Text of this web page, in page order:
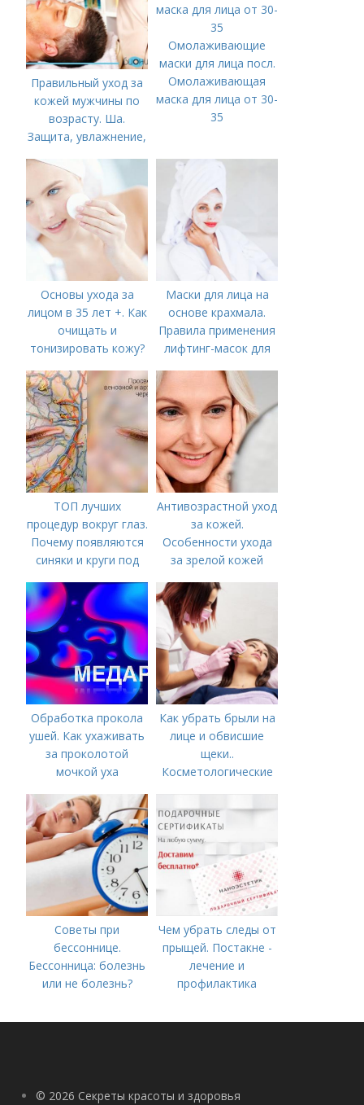
Правильный уход за
кожей мужчины по
возрасту. Ша.
Защита, увлажнение,
Омолаживающие
маски для лица посл.
Омолаживающая
маска для лица от 30-
35
Основы ухода за
лицом в 35 лет +. Как
очищать и
тонизировать кожу?
Маски для лица на
основе крахмала.
Правила применения
лифтинг-масок для
ТОП лучших
процедур вокруг глаз.
Почему появляются
синяки и круги под
Антивозрастной уход
за кожей.
Особенности ухода
за зрелой кожей
Обработка прокола
ушей. Как ухаживать
за проколотой
мочкой уха
Как убрать брыли на
лице и обвисшие
щеки..
Косметологические
Советы при
бессоннице.
Бессонница: болезнь
или не болезнь?
Чем убрать следы от
прыщей. Постакне -
лечение и
профилактика
© 2026 Секреты красоты и здоровья